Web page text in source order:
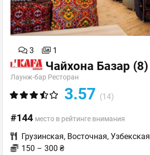
3 1
Чайхона Базар (8)
Лаунж-бар Ресторан
3.57 (14)
#144 место в рейтинге внимания
Грузинская, Восточная, Узбекская
150 – 300 ₴